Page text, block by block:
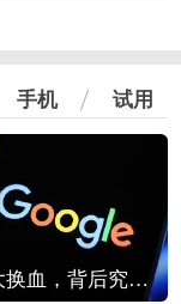
手机 试用
谷歌AI大换血，背后究竟发生了什么？